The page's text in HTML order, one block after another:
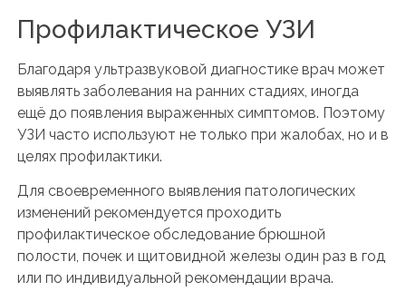
Профилактическое УЗИ
Благодаря ультразвуковой диагностике врач может
выявлять заболевания на ранних стадиях, иногда
ещё до появления выраженных симптомов. Поэтому
УЗИ часто используют не только при жалобах, но и в
целях профилактики.
Для своевременного выявления патологических
изменений рекомендуется проходить
профилактическое обследование брюшной
полости, почек и щитовидной железы один раз в год
или по индивидуальной рекомендации врача.